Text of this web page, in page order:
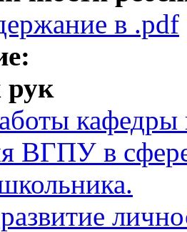
в .pdf
рук
кафедры
ВГПУ в